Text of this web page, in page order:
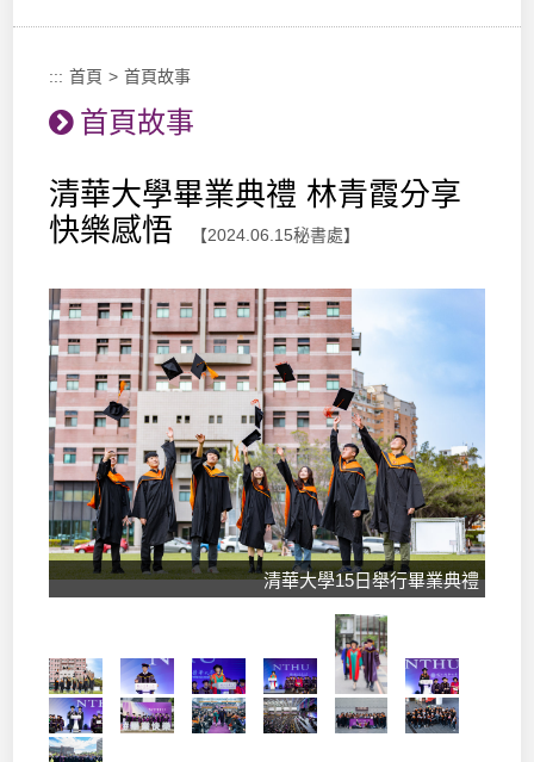
::: 首頁 >首頁故事
首頁故事
清華大學畢業典禮 林青霞分享
快樂感悟
【2024.06.15秘書處】
清華大學15日舉行畢業典禮